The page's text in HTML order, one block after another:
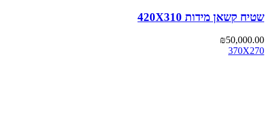
שטיח קשאן מידות 420X310
₪50,000.00
370X270